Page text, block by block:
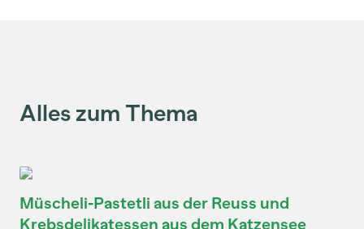
Alles zum Thema
Müscheli-Pastetli aus der Reuss und
Krebsdelikatessen aus dem Katzensee